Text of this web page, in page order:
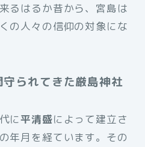
るはるか昔から、宮島は
の人々の信仰の対象にな
られてきた厳島神社
に平清盛によって建立さ
年月を経ています。その